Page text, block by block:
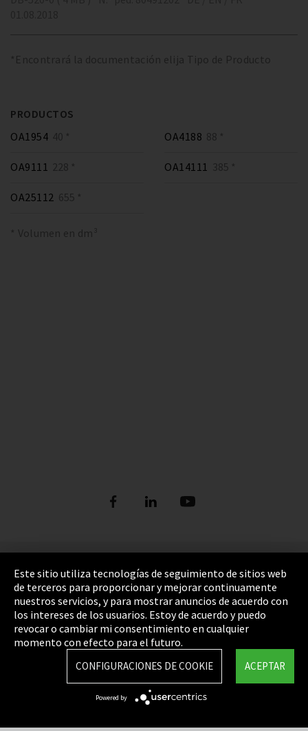
*Encontrará la documentación elija Tipo de Producto
PRODUCTOS
OA1954 40 * OA4188 88 *
OA9111 228 * OA14111 385 *
OA25112 655 *
* Volumen en dm³
Pie de imprenta
Política de privacidad
Cookie Settings
Términos y Condiciones
Mapa del sitio
Integrity Line
Este sitio utiliza tecnologías de seguimiento de sitios web
de terceros para proporcionar y mejorar continuamente
nuestros servicios, y para mostrar anuncios de acuerdo con
los intereses de los usuarios. Estoy de acuerdo y puedo
revocar o cambiar mi consentimiento en cualquier
momento con efecto para el futuro.
ACEPTAR
CONFIGURACIONES DE COOKIE
Powered by